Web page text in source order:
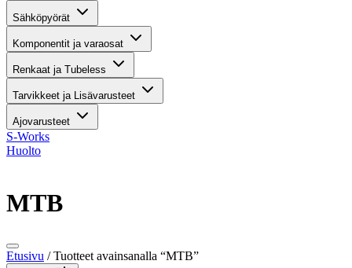
Sähköpyörät
Komponentit ja varaosat
Renkaat ja Tubeless
Tarvikkeet ja Lisävarusteet
Ajovarusteet
S-Works
Huolto
MTB
Etusivu / Tuotteet avainsanalla “MTB”